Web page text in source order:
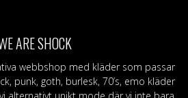
ARE SHOCK
webbshop med kläder som passar
punk, goth, burlesk, 70’s, emo kläder